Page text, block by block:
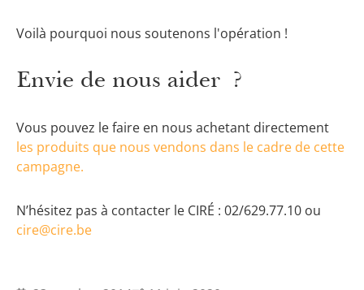
Voilà pourquoi nous soutenons l'opération !
Envie de nous aider ?
Vous pouvez le faire en nous achetant directement
les produits que nous vendons dans le cadre de cette
campagne.
N’hésitez pas à contacter le CIRÉ : 02/629.77.10 ou
cire@cire.be